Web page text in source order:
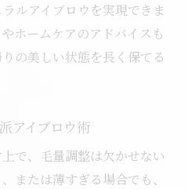
ルアイブロウを実現できま
ホームケアのアドバイスも
の美しい状態を長く保てる
アイブロウ術
で、毛量調整は欠かせない
または薄すぎる場合でも、